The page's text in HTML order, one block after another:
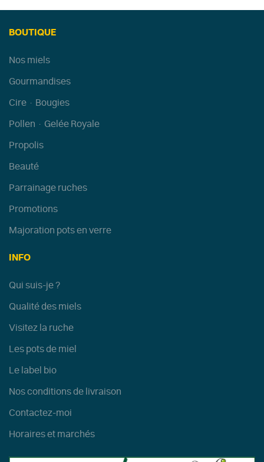
BOUTIQUE
Nos miels
Gourmandises
Cire · Bougies
Pollen · Gelée Royale
Propolis
Beauté
Parrainage ruches
Promotions
Majoration pots en verre
INFO
Qui suis-je ?
Qualité des miels
Visitez la ruche
Les pots de miel
Le label bio
Nos conditions de livraison
Contactez-moi
Horaires et marchés